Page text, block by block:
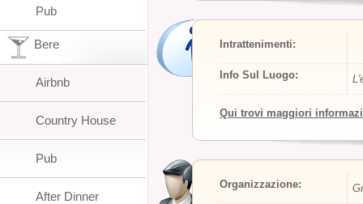
Intrattenimenti:
Info Sul Luogo:
Qui trovi maggiori
Organizzazione:
Pub
Bere
Airbnb
Country House
Pub
After Dinner